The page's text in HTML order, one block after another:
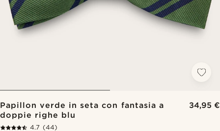
Papillon verde in seta con fantasia a
doppie righe blu
34,95 €
4.7 (44)